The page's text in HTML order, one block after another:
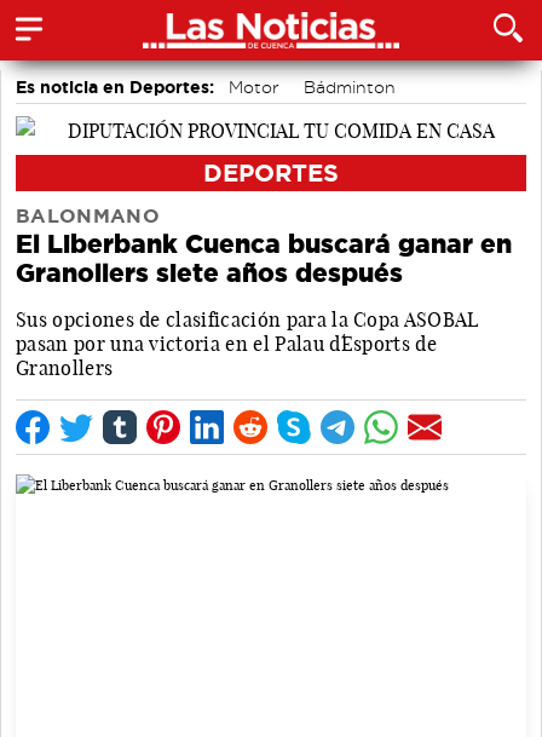
Es noticia en Deportes: Motor
Bádminton
Bolos conquenses
DEPORTES
BALONMANO
El Liberbank Cuenca buscará ganar en
Granollers siete años después
Sus opciones de clasificación para la Copa ASOBAL
pasan por una victoria en el Palau d´Esports de
Granollers